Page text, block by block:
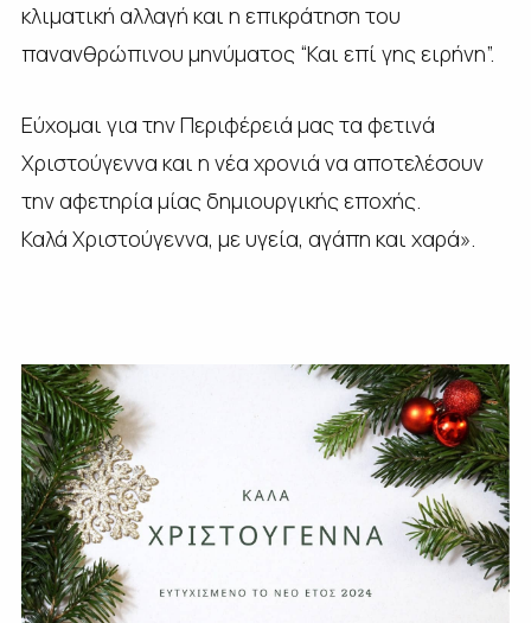
κλιματική αλλαγή και η επικράτηση του
πανανθρώπινου μηνύματος “Και επί γης ειρήνη”.
Εύχομαι για την Περιφέρειά μας τα φετινά
Χριστούγεννα και η νέα χρονιά να αποτελέσουν
την αφετηρία μίας δημιουργικής εποχής.
Καλά Χριστούγεννα, με υγεία, αγάπη και χαρά».